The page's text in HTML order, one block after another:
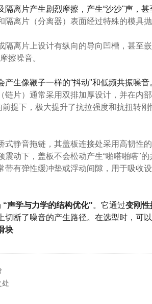
离片产生剧烈摩擦，产生“沙沙"声，甚
隔离片（分离器）表面经过特殊的模具
隔离片上设计有纵向的导向凹槽 ，甚至
擦噪音。
生像鞭子一样的“抖动"和低频共振噪音
链片）通常采用双排加厚设计 ，并在内
提下，极大提升了抗拉强度和抗扭转
式静音拖链，其盖板连接处采用高韧性的
震动下，盖板不会松动产生“啪嗒啪嗒"的
带有弹性缓冲垫或浮动间隙 ，用于吸收
“声学与力学的结构优化"。它通过变刚性
切断了噪音的产生路径。在选型时，可
块
处